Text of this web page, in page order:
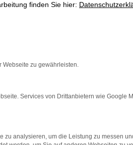
Funktioniert die Seite in
dass bestimmte Funktionen nicht
finden Sie hier:
Webseite zu gewährleisten.
Services von Drittanbietern wie Google
analysieren, um die Leistung zu messen